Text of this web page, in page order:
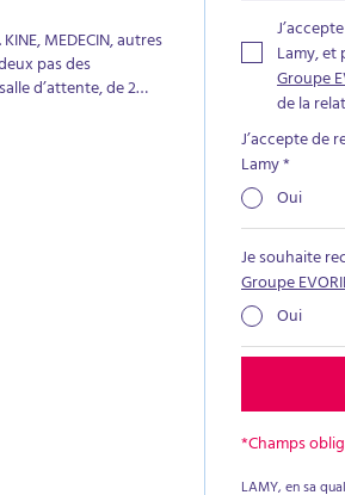
MEDECIN, autres
d’attente, de 2
Local
Lamy,
Groupe
de la
J’accepte de
Lamy*
Oui
Je souhaite
Groupe
Oui
*Champs
LAMY, en sa